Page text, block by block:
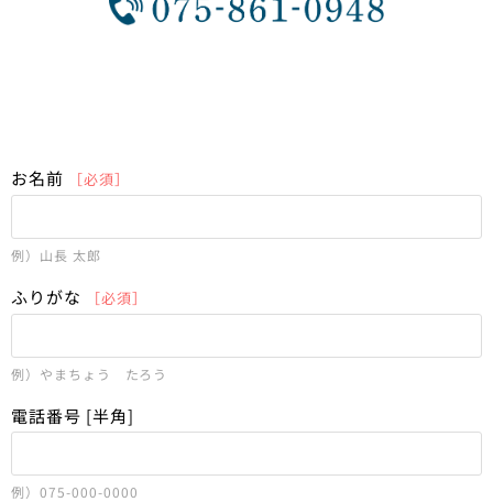
お名前 ［必須］
例）山長 太郎
ふりがな ［必須］
例）やまちょう たろう
電話番号 [半角]
例）075-000-0000